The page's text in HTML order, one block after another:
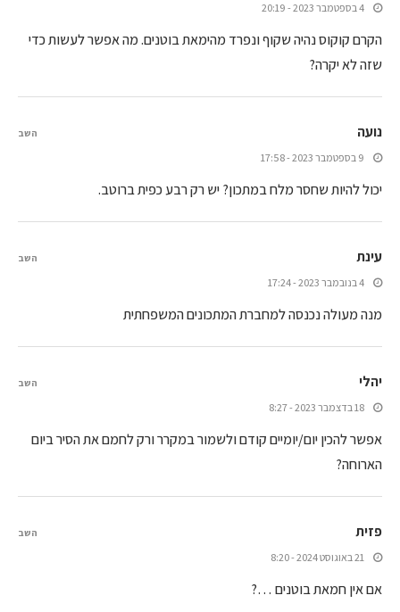
4 בספטמבר 2023 - 20:19
הקרם קוקוס נהיה שקוף ונפרד מהימאת בוטנים. מה אפשר לעשות כדי
שזה לא יקרה?
נועה
9 בספטמבר 2023 - 17:58
יכול להיות שחסר מלח במתכון? יש רק רבע כפית ברוטב.
השב
עינת
4 בנובמבר 2023 - 17:24
מנה מעולה נכנסה למחברת המתכונים המשפחתית
השב
יהלי
18 בדצמבר 2023 - 8:27
אפשר להכין יום/יומיים קודם ולשמור במקרר ורק לחמם את הסיר ביום
הארוחה?
השב
פזית
21 באוגוסט 2024 - 8:20
אם אין חמאת בוטנים …?
השב